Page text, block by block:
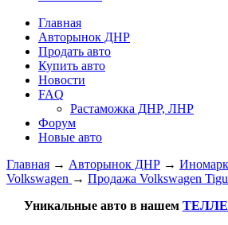
Главная
Авторынок ДНР
Продать авто
Купить авто
Новости
FAQ
Растаможка ДНР, ЛНР
Форум
Новые авто
Главная → Авторынок ДНР →
Volkswagen → Продажа Volkswagen
Уникальные авто в нашем